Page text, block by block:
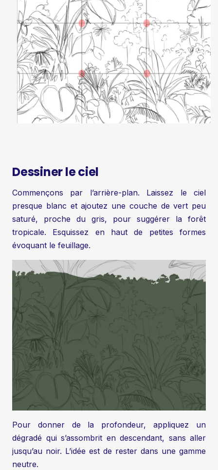
Dessiner le ciel
Commençons par l’arrière-plan. Laissez le ciel
presque blanc et ajoutez une couche de vert peu
saturé, proche du gris, pour suggérer la forêt
tropicale. Esquissez en haut de petites formes
évoquant le feuillage.
Pour donner de la profondeur, appliquez un
dégradé qui s’assombrit en descendant, sans aller
jusqu’au noir. L’idée est de rester dans une gamme
neutre.